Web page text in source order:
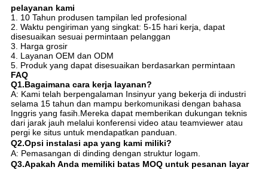
pelayanan kami
1. 10 Tahun produsen tampilan led profesional
2. Waktu pengiriman yang singkat: 5-15 hari kerja, dapat
disesuaikan sesuai permintaan pelanggan
3. Harga grosir
4. Layanan OEM dan ODM
5. Produk yang dapat disesuaikan berdasarkan permintaan
FAQ
Q1.Bagaimana cara kerja layanan?
A: Kami telah berpengalaman Insinyur yang bekerja di industri
selama 15 tahun dan mampu berkomunikasi dengan bahasa
Inggris yang fasih.Mereka dapat memberikan dukungan teknis
dari jarak jauh melalui konferensi video atau teamviewer atau
pergi ke situs untuk mendapatkan panduan.
Q2.Opsi instalasi apa yang kami miliki?
A: Pemasangan di dinding dengan struktur logam.
Q3.Apakah Anda memiliki batas MOQ untuk pesanan layar